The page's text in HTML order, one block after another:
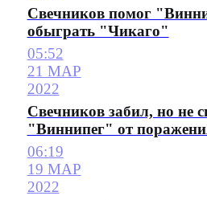
Свечников помог
обыграть "Чикаго"
05:52
21 МАР
2022
Свечников забил, но не
"Виннипег" от
06:19
19 МАР
2022